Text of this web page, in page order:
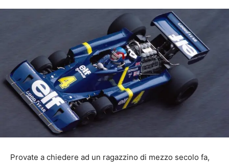
Provate a chiedere ad un ragazzino di mezzo secolo fa,